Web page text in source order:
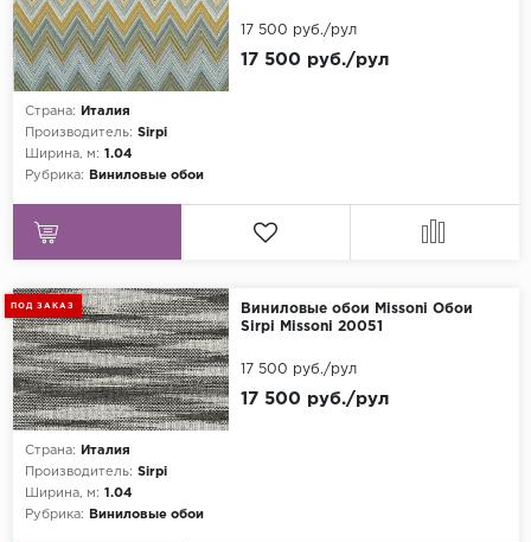
Страна:
Италия
Производитель: Sirpi
Ширина, м: 1.04
Рубрика:
Виниловые обои
17 500 руб./рул
17 500 руб./рул
ПОД ЗАКАЗ
Виниловые обои Missoni Обои
Sirpi Missoni 20051
Страна:
Италия
Производитель: Sirpi
Ширина, м: 1.04
Рубрика:
Виниловые обои
17 500 руб./рул
17 500 руб./рул